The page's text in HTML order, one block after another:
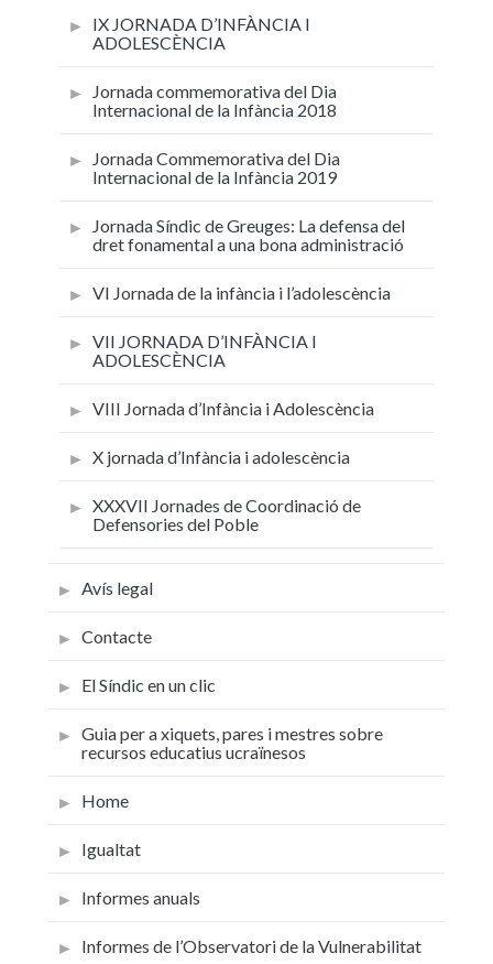
IX JORNADA D’INFÀNCIA I
ADOLESCÈNCIA
Jornada commemorativa del Dia
Internacional de la Infància 2018
Jornada Commemorativa del Dia
Internacional de la Infància 2019
Jornada Síndic de Greuges: La defensa del
dret fonamental a una bona administració
VI Jornada de la infància i l’adolescència
VII JORNADA D’INFÀNCIA I
ADOLESCÈNCIA
VIII Jornada d’Infància i Adolescència
X jornada d’Infància i adolescència
XXXVII Jornades de Coordinació de
Defensories del Poble
Avís legal
Contacte
El Síndic en un clic
Guia per a xiquets, pares i mestres sobre
recursos educatius ucraïnesos
Home
Igualtat
Informes anuals
Informes de l’Observatori de la Vulnerabilitat